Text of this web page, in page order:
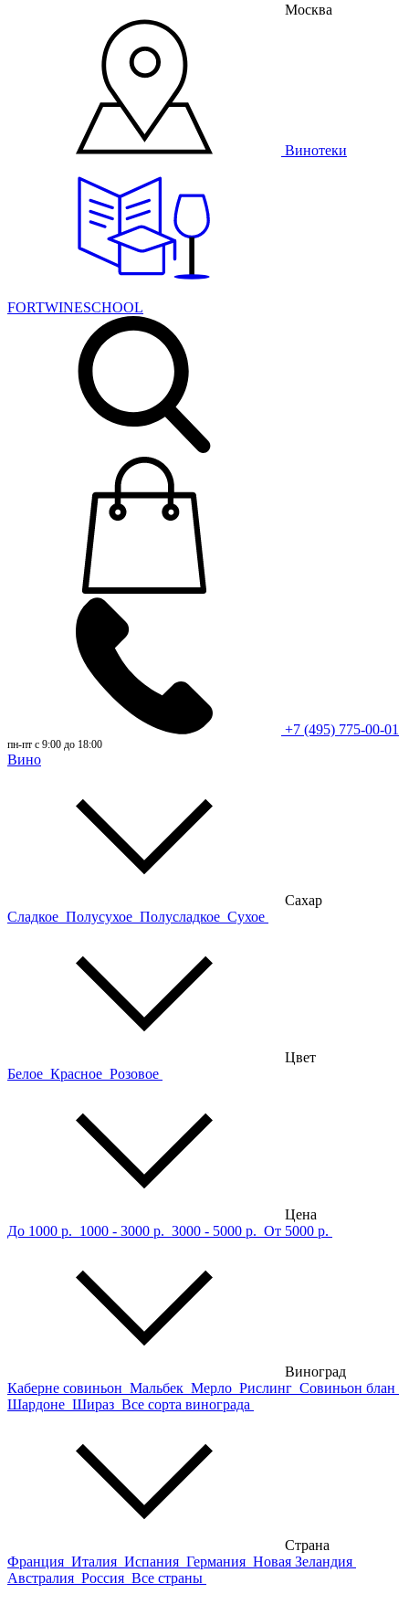
Москва
Винотеки
FORTWINESCHOOL
+7 (495) 775-00-01
пн-пт с 9:00 до 18:00
Вино
Сахар
Сладкое Полусухое Полусладкое Сухое
Цвет
Белое Красное Розовое
Цена
До 1000 р. 1000 - 3000 р. 3000 - 5000 р. От 5000 р.
Виноград
Каберне совиньон Мальбек Мерло Рислинг Совиньон блан
Шардоне Шираз Все сорта винограда
Страна
Франция Италия Испания Германия Новая Зеландия
Австралия Россия Все страны